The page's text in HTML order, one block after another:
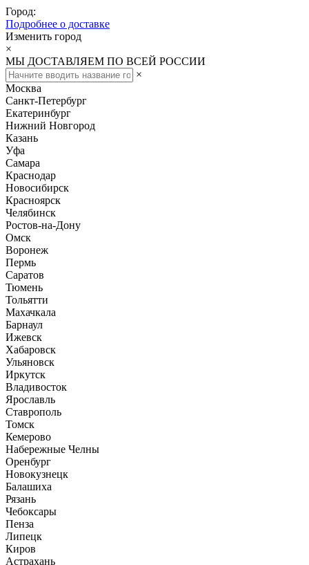
Город:
Подробнее о доставке
Изменить город
×
МЫ ДОСТАВЛЯЕМ ПО ВСЕЙ РОССИИ
×
Москва
Санкт-Петербург
Екатеринбург
Нижний Новгород
Казань
Уфа
Самара
Краснодар
Новосибирск
Красноярск
Челябинск
Ростов-на-Дону
Омск
Воронеж
Пермь
Саратов
Тюмень
Тольятти
Махачкала
Барнаул
Ижевск
Хабаровск
Ульяновск
Иркутск
Владивосток
Ярославль
Ставрополь
Томск
Кемерово
Набережные Челны
Оренбург
Новокузнецк
Балашиха
Рязань
Чебоксары
Пенза
Липецк
Киров
Астрахань